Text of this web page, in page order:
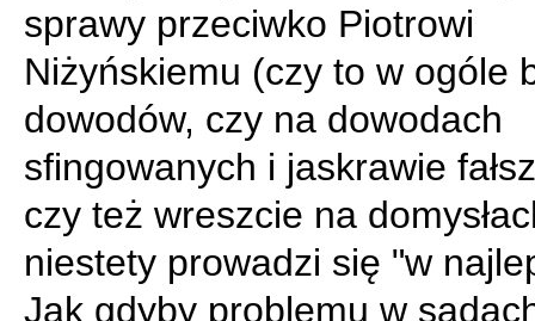
sprawy przeciwko Piotrowi
Niżyńskiemu (czy to w ogóle
dowodów, czy na dowodach
sfingowanych i jaskrawie
czy też wreszcie na
niestety prowadzi się "w
Jak gdyby problemu w